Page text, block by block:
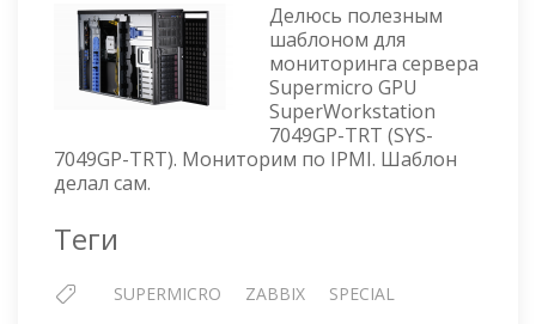
ДЛЯ
СЕРВЕРА
SUPERMICRO
GPU
SUPERWORKSTATION
7049GP-
Делюсь полезным
шаблоном для
мониторинга сервера
Supermicro GPU
SuperWorkstation
7049GP-TRT (SYS-
7049GP-TRT). Мониторим по IPMI. Шаблон
делал сам.
Теги
SUPERMICRO ZABBIX SPECIAL